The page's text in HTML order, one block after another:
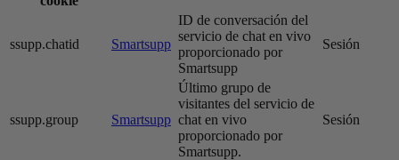
ssupp.chatid Smartsupp
ID de conversación del
servicio de chat en vivo
proporcionado por
Smartsupp
Sesión
ssupp.group Smartsupp
Último grupo de
visitantes del servicio de
chat en vivo
proporcionado por
Smartsupp.
Sesión